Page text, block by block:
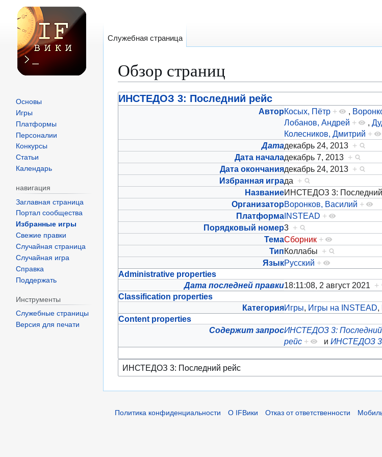
Обзор страниц
Перейти
Перейти
ИНСТЕДОЗ 3: Последний рейс
АвторКосых, Пётр + ,
Лобанов, Андрей + ,
Колесников, Дмитрий +
Датадекабрь 24, 2013 +
Дата началадекабрь 7, 2013 +
Дата окончаниядекабрь 24, 2013 +
Избранная играда +
НазваниеИНСТЕДОЗ 3:
ОрганизаторВоронков, Василий +
ПлатформаINSTEAD +
Порядковый номер3 +
ТемаСборник +
ТипКоллабы +
ЯзыкРусский +
Administrative properties
Дата последней правки18:11:08, 2 август 2021 +
Classification properties
КатегорияИгры, Игры на INSTEAD,
Content properties
Содержит запросИНСТЕДОЗ 3: Последний
рейс + и ИНСТЕДОЗ
Служебная страница
Основы
Игры
Платформы
Персоналии
Конкурсы
Статьи
Календарь
навигация
Заглавная страница
Портал сообщества
Избранные игры
Свежие правки
Случайная страница
Случайная игра
Справка
Поддержать
Инструменты
Служебные страницы
Версия для печати
Политика конфиденциальности О IFВики Отказ от ответственности